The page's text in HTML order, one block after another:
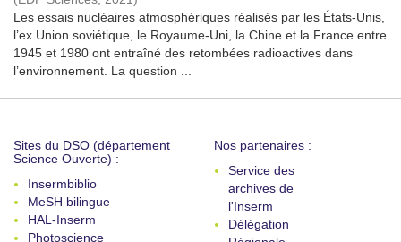
Les essais nucléaires atmosphériques réalisés par les États-Unis,
l’ex Union soviétique, le Royaume-Uni, la Chine et la France entre
1945 et 1980 ont entraîné des retombées radioactives dans
l’environnement. La question ...
Sites du DSO (département
Science Ouverte) :
Insermbiblio
MeSH bilingue
HAL-Inserm
Photoscience
Nos partenaires :
Service des
archives de
l'Inserm
Délégation